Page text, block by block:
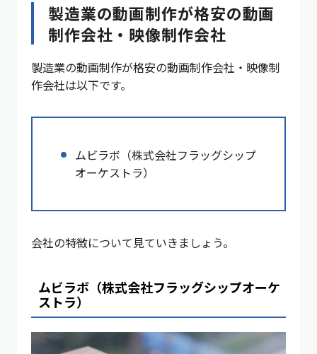
製造業の動画制作が格安の動画
制作会社・映像制作会社
製造業の動画制作が格安の動画制作会社・映像制
作会社は以下です。
ムビラボ（株式会社フラッグシップ
オーケストラ）
会社の特徴について見ていきましょう。
ムビラボ（株式会社フラッグシップオーケ
ストラ）